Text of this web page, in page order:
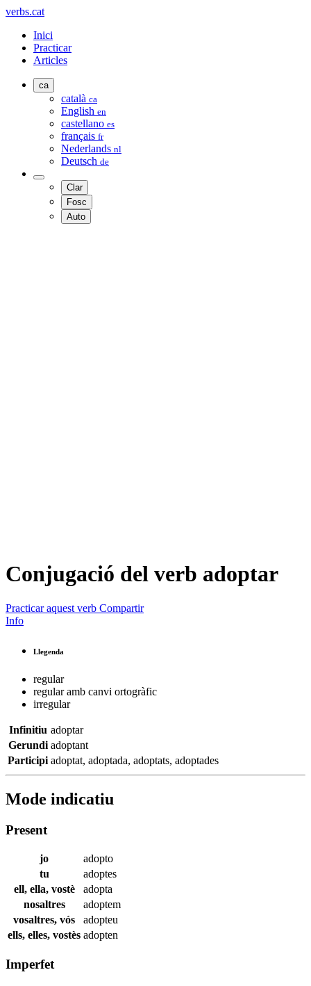
verbs.cat
Inici
Practicar
Articles
ca
català ca
English en
castellano es
français fr
Nederlands nl
Deutsch de
Clar
Fosc
Auto
Conjugació del verb adoptar
Practicar aquest verb Compartir
Info
Llegenda
regular
regular amb canvi ortogràfic
irregular
Infinitiu adoptar
Gerundi adoptant
Participi adoptat, adoptada, adoptats, adoptades
Mode indicatiu
Present
jo
adopto
tu
adoptes
ell, ella, vostè
adopta
nosaltres
adoptem
vosaltres, vós
adopteu
ells, elles, vostès adopten
Imperfet